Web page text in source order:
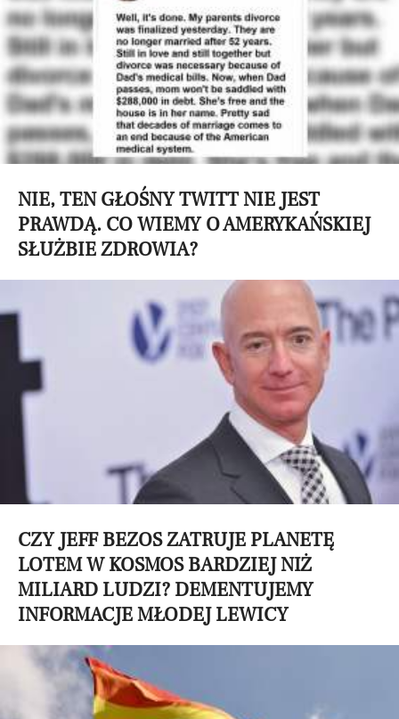
NIE, TEN GŁOŚNY TWITT NIE JEST
PRAWDĄ. CO WIEMY O AMERYKAŃSKIEJ
SŁUŻBIE ZDROWIA?
CZY JEFF BEZOS ZATRUJE PLANETĘ
LOTEM W KOSMOS BARDZIEJ NIŻ
MILIARD LUDZI? DEMENTUJEMY
INFORMACJE MŁODEJ LEWICY